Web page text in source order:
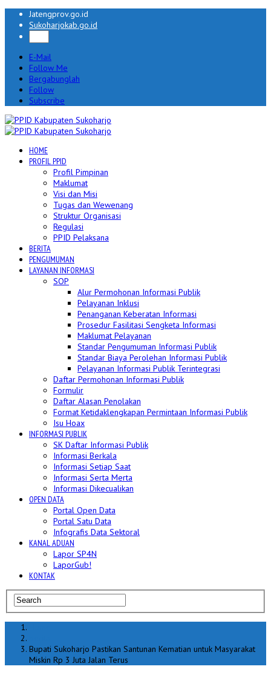
Jatengprov.go.id
Sukoharjokab.go.id
E-Mail
Follow Me
Bergabunglah
Follow
Subscribe
HOME
PROFIL PPID
Profil Pimpinan
Maklumat
Visi dan Misi
Tugas dan Wewenang
Struktur Organisasi
Regulasi
PPID Pelaksana
BERITA
PENGUMUMAN
LAYANAN INFORMASI
SOP
Alur Permohonan Informasi Publik
Pelayanan Inklusi
Penanganan Keberatan Informasi
Prosedur Fasilitasi Sengketa Informasi
Maklumat Pelayanan
Standar Pengumuman Informasi Publik
Standar Biaya Perolehan Informasi Publik
Pelayanan Informasi Publik Terintegrasi
Daftar Permohonan Informasi Publik
Formulir
Daftar Alasan Penolakan
Format Ketidaklengkapan Permintaan Informasi Publik
Isu Hoax
INFORMASI PUBLIK
SK Daftar Informasi Publik
Informasi Berkala
Informasi Setiap Saat
Informasi Serta Merta
Informasi Dikecualikan
OPEN DATA
Portal Open Data
Portal Satu Data
Infografis Data Sektoral
KANAL ADUAN
Lapor SP4N
LaporGub!
KONTAK
Bupati Sukoharjo Pastikan Santunan Kematian untuk Masyarakat
Miskin Rp 3 Juta Jalan Terus